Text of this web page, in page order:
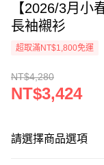
【2026/3月小
長袖襯衫
超取滿NT$1,800免運
NT$4,280
NT$3,424
請選擇商品選項